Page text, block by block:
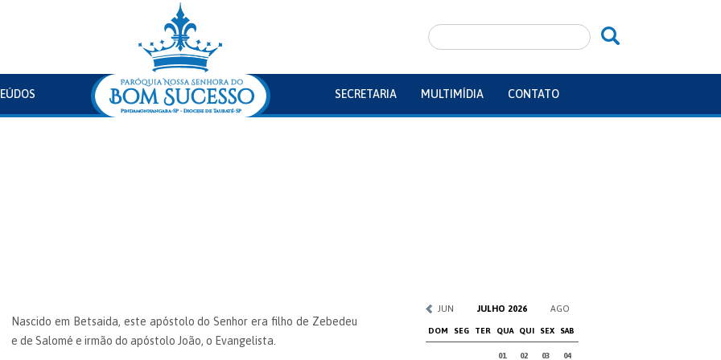
SECRETARIA MULTIMÍDIA CONTATO
JUN JULHO 2026 AGO
DOM SEG TER QUA QUI SEX SAB
01 02 03 04
Nascido em Betsaida, este apóstolo do Senhor era filho de Zebedeu
e de Salomé e irmão do apóstolo João, o Evangelista.